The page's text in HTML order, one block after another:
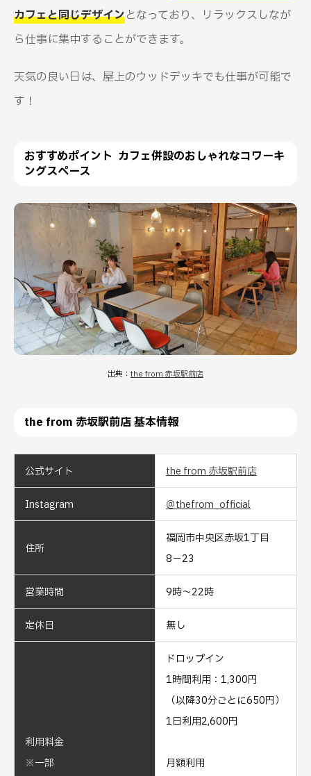
カフェと同じデザインとなっており、リラックスしなが
ら仕事に集中することができます。
天気の良い日は、屋上のウッドデッキでも仕事が可能で
す！
おすすめポイント カフェ併設のおしゃれなコワーキ
ングスペース
出典： the from 赤坂駅前店
the from 赤坂駅前店 基本情報
公式サイト the from 赤坂駅前店
Instagram ＠thefrom_official
住所
福岡市中央区赤坂1丁目
8−23
営業時間 9時～22時
定休日 無し
利用料金
※一部
ドロップイン
1時間利用：1,300円
（以降30分ごとに650円）
1日利用2,600円
月額利用